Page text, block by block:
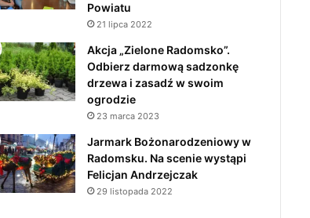
Powiatu
21 lipca 2022
Akcja „Zielone Radomsko”.
Odbierz darmową sadzonkę
drzewa i zasadź w swoim
ogrodzie
23 marca 2023
Jarmark Bożonarodzeniowy w
Radomsku. Na scenie wystąpi
Felicjan Andrzejczak
29 listopada 2022